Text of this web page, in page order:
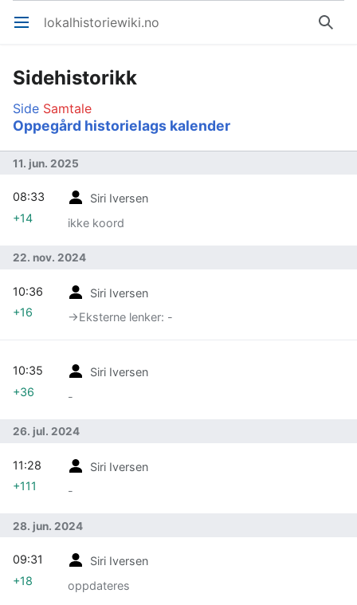
Åpne hovedmenyen lokalhistoriewiki.no Søk
Sidehistorikk
Side Samtale
Oppegård historielags kalender
11. jun. 2025
Siri Iversen
ikke koord
08:33
+14
22. nov. 2024
Siri Iversen
→‎Eksterne lenker: -
10:36
+16
Siri Iversen
-
10:35
+36
26. jul. 2024
Siri Iversen
-
11:28
+111
28. jun. 2024
Siri Iversen
oppdateres
09:31
+18